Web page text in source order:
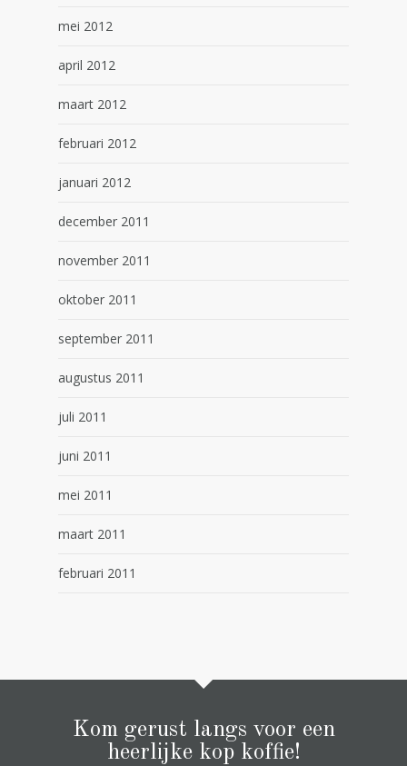
mei 2012
april 2012
maart 2012
februari 2012
januari 2012
december 2011
november 2011
oktober 2011
september 2011
augustus 2011
juli 2011
juni 2011
mei 2011
maart 2011
februari 2011
Kom gerust langs voor een
heerlijke kop koffie!